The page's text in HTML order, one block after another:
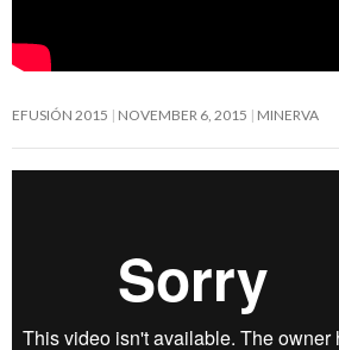
EFUSIÓN 2015 NOVEMBER 6, 2015 MINERVA